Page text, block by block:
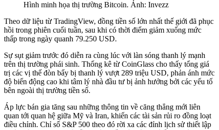
Hình minh họa thị trường Bitcoin. Ảnh: Invezz
Theo dữ liệu từ TradingView, đồng tiền số lớn nhất thế giới đã phục
hồi trong phiên cuối tuần, sau khi có thời điểm giảm xuống mức
thấp trong ngày quanh 79.250 USD.
Sự sụt giảm trước đó diễn ra cùng lúc với làn sóng thanh lý mạnh
trên thị trường phái sinh. Thống kê từ CoinGlass cho thấy tổng giá
trị các vị thế đòn bẩy bị thanh lý vượt 289 triệu USD, phản ánh mức
độ biến động cao khi tâm lý nhà đầu tư bị ảnh hưởng bởi các yếu tố
bên ngoài thị trường tiền số.
Áp lực bán gia tăng sau những thông tin về căng thẳng mới liên
quan tới quan hệ giữa Mỹ và Iran, khiến các tài sản rủi ro đồng loạt
điều chỉnh. Chỉ số S&P 500 theo đó rời xa các đỉnh lịch sử thiết lập